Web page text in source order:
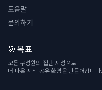
도움말
문의하기
🎯 목표
모든 구성원의 집단 지성으로
더 나은 지식 공유 환경을 만들어갑니다.